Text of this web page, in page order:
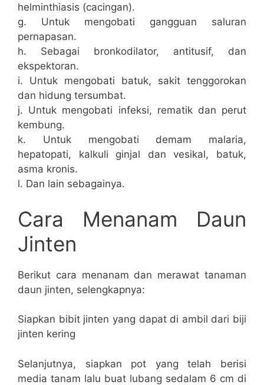
helminthiasis (cacingan).
g. Untuk mengobati gangguan saluran
pernapasan.
h. Sebagai bronkodilator, antitusif, dan
ekspektoran.
i. Untuk mengobati batuk, sakit tenggorokan
dan hidung tersumbat.
j. Untuk mengobati infeksi, rematik dan perut
kembung.
k. Untuk mengobati demam malaria,
hepatopati, kalkuli ginjal dan vesikal, batuk,
asma kronis.
l. Dan lain sebagainya.
Cara Menanam Daun
Jinten
Berikut cara menanam dan merawat tanaman
daun jinten, selengkapnya:
Siapkan bibit jinten yang dapat di ambil dari biji
jinten kering
Selanjutnya, siapkan pot yang telah berisi
media tanam lalu buat lubang sedalam 6 cm di